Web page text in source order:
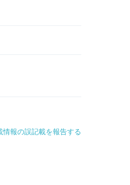
情報の誤記載を報告する